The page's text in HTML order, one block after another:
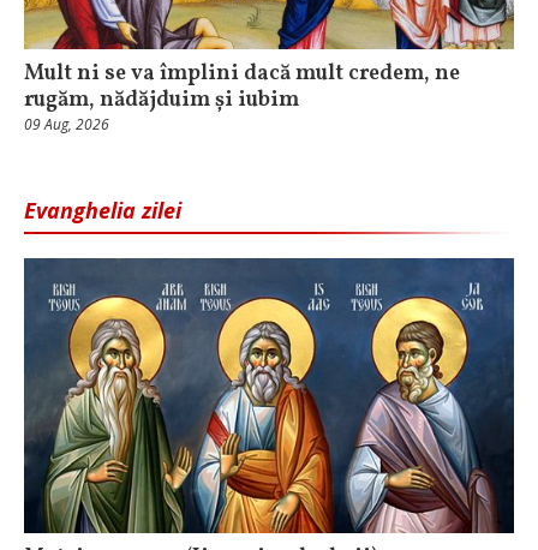
Mult ni se va împlini dacă mult credem, ne
rugăm, nădăjduim și iubim
09 Aug, 2026
Evanghelia zilei